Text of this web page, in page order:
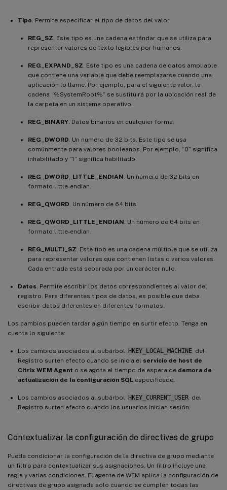
Tipo . Permite especificar el tipo de datos del valor.
REG_SZ . Este tipo es una cadena estándar que se utiliza para
representar valores de texto legibles por humanos.
REG_EXPAND_SZ . Este tipo es una cadena de datos ampliable
que contiene una variable que debe reemplazarse cuando una
aplicación lo llame. Por ejemplo, para el siguiente valor, la
cadena “%SystemRoot%” se sustituirá por la ubicación real de
la carpeta en un sistema operativo.
REG_BINARY . Datos binarios en cualquier forma.
REG_DWORD . Un número de 32 bits. Este tipo se usa
comúnmente para valores booleanos. Por ejemplo, “0” significa
inhabilitado y “1” significa habilitado.
REG_DWORD_LITTLE_ENDIAN . Un número de 32 bits en
formato little-endian.
REG_QWORD . Un número de 64 bits.
REG_QWORD_LITTLE_ENDIAN . Un número de 64 bits en
formato little-endian.
REG_MULTI_SZ . Este tipo es una cadena múltiple que se utiliza
para representar valores que contienen listas o varios valores.
Cada entrada está separada por un carácter nulo.
Datos . Permite escribir los datos correspondientes al valor del
registro. Para diferentes tipos de datos, es posible que deba
escribir datos diferentes en diferentes formatos.
Los cambios pueden tardar algún tiempo en surtir efecto. Tenga en
cuenta lo siguiente:
Los cambios asociados al subárbol HKEY_LOCAL_MACHINE del
Registro surten efecto cuando se inicia el servicio de host de
Citrix WEM Agent o se agota el tiempo de espera de demora de
actualización de la configuración SQL especificado.
Los cambios asociados al subárbol HKEY_CURRENT_USER del
Registro surten efecto cuando los usuarios inician sesión.
Contextualizar la configuración de directivas de grupo
Puede condicionar la configuración de la directiva de grupo mediante
un filtro para contextualizar sus asignaciones. Un filtro incluye una
regla y varias condiciones. El agente de WEM aplica la configuración de
directivas de grupo asignada solo cuando se cumplen todas las